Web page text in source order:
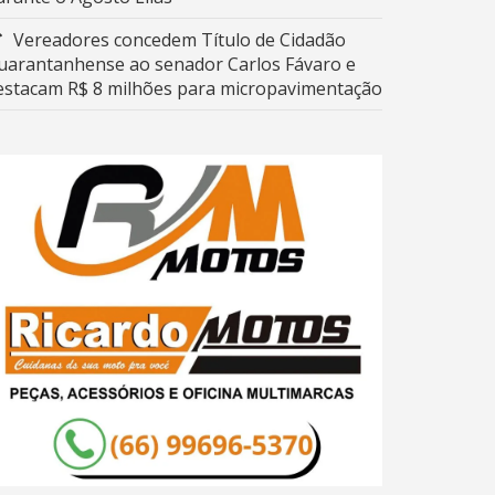
Vereadores concedem Título de Cidadão
ao senador Carlos Fávaro e
R$ 8 milhões para micropavimentação